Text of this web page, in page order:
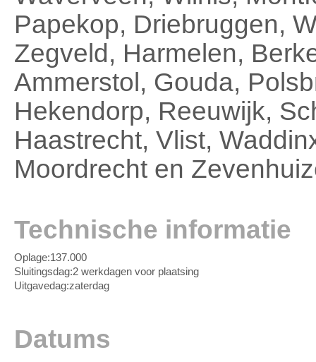
Papekop, Driebruggen,
Zegveld, Harmelen,
Ammerstol, Gouda,
Hekendorp, Reeuwijk,
Haastrecht, Vlist,
Moordrecht en
Technische informatie
Oplage:137.000
Sluitingsdag:2 werkdagen voor plaatsing
Uitgavedag:zaterdag
Datums